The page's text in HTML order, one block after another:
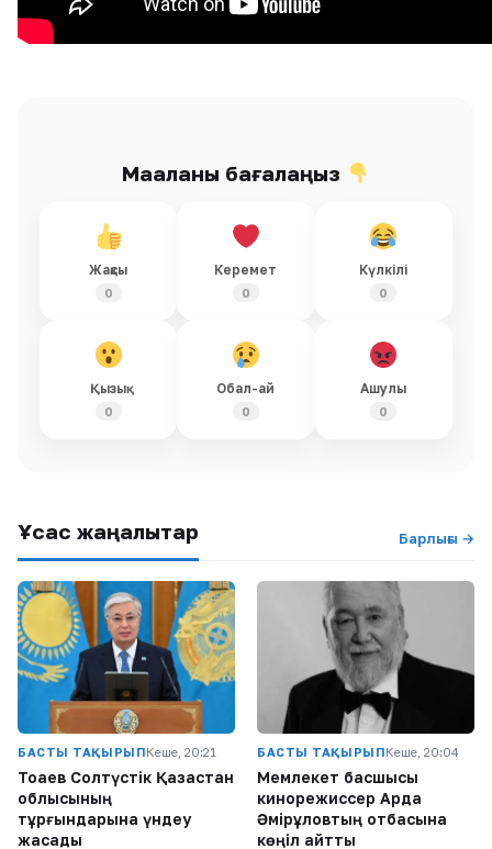
Мақаланы бағалаңыз
Жақсы
0
Керемет
0
Күлкілі
0
Қызық
0
Обал-ай
0
Ашулы
0
Ұқсас жаңалықтар Барлығы →
БАСТЫ ТАҚЫРЫПКеше, 20:21
Тоқаев Солтүстік Қазақстан
облысының
тұрғындарына үндеу
жасады
БАСТЫ ТАҚЫРЫПКеше, 20:04
Мемлекет басшысы
кинорежиссер Ардақ
Әмірқұловтың отбасына
көңіл айтты